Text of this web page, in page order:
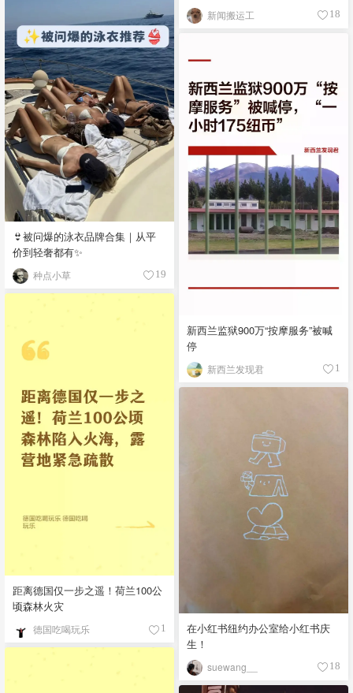
新闻搬运工 18
👙被问爆的泳衣品牌合集｜从平
价到轻奢都有✨
种点小草 19
新西兰监狱900万“按摩服务”被喊
停
新西兰发现君 1
距离德国仅一步之遥！荷兰100公
顷森林火灾
德国吃喝玩乐 1
在小红书纽约办公室给小红书庆
生！
suewang__ 18